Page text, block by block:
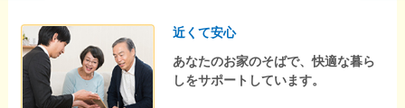
近くて安心
あなたのお家のそばで、快適な暮ら
しをサポートしています。